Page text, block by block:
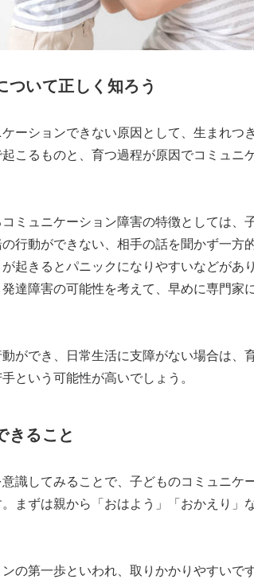
ついて正しく知ろう
ーションできない原因として、生まれつ
こるものと、育つ過程が原因でコミュニ
ミュニケーション障害の特徴としては、
行動ができない、相手の話を聞かず一方
起きるとパニックになりやすいなどがあ
達障害の可能性を考えて、早めに専門家
ができ、日常生活に支障がない場合は、
という可能性が高いでしょう。
きること
識してみることで、子どものコミュニケ
まずは親から「おはよう」「おかえり」
の第一歩といわれ、取りかかりやすいで